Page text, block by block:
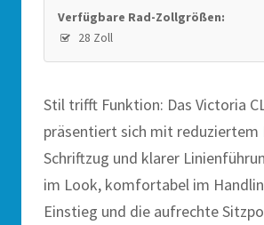
Verfügbare Rad-Zollgrößen:
28 Zoll
Stil trifft Funktion: Das Victoria
präsentiert sich mit reduziertem
Schriftzug und klarer
im Look, komfortabel im
Einstieg und die aufrechte